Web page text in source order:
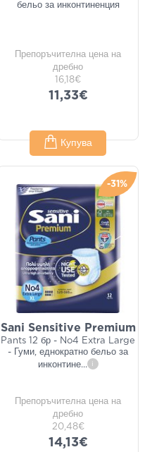
бельо за инконтиненция
Препоръчителна цена на
дребно
16,18€
11,33€
Купува
-31%
Sani Sensitive Premium
Pants 12 бр - No4 Extra Large
- Гуми, еднократно бельо за
инконтине... i
Препоръчителна цена на
дребно
20,48€
14,13€